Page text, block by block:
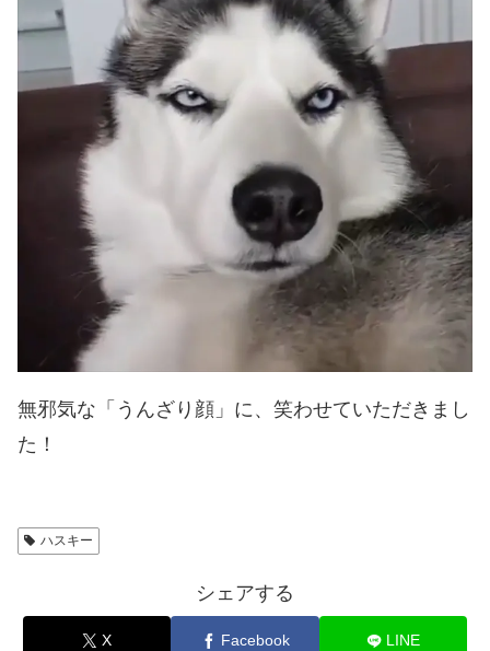
無邪気な「うんざり顔」に、笑わせていただきまし
た！
ハスキー
シェアする
X Facebook LINE